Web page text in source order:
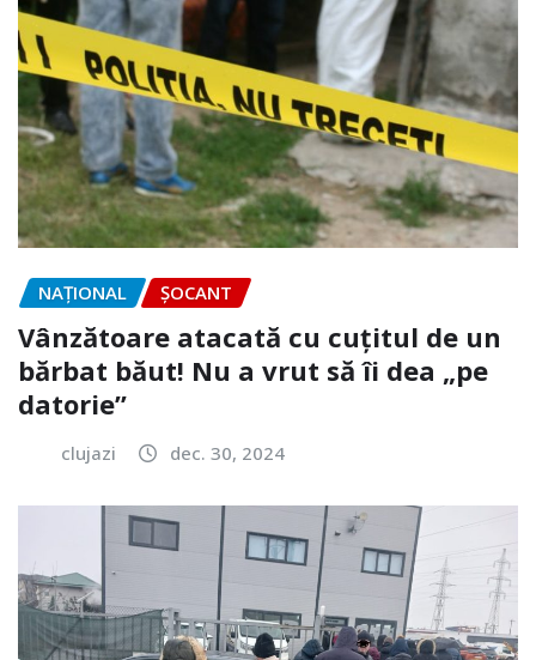
NAŢIONAL ȘOCANT
Vânzătoare atacată cu cuțitul de un
bărbat băut! Nu a vrut să îi dea „pe
datorie”
clujazi dec. 30, 2024